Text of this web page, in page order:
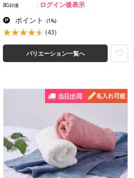
BG卸価 ログイン後表示
ポイント :(1%)
(43)
バリエーション一覧へ